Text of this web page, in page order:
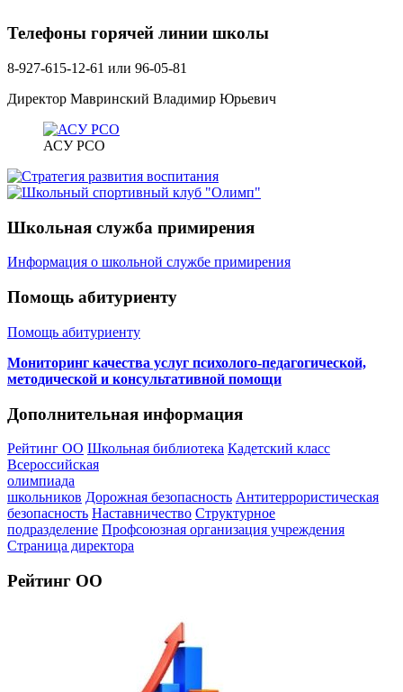
Телефоны горячей линии школы
8-927-615-12-61 или 96-05-81
Директор Мавринский Владимир Юрьевич
АСУ РСО
Школьная служба примирения
Информация о школьной службе примирения
Помощь абитуриенту
Помощь абитуриенту
Мониторинг качества услуг психолого-педагогической,
методической и консультативной помощи
Дополнительная информация
Рейтинг ОО Школьная библиотека Кадетский класс
Всероссийская
олимпиада
школьников Дорожная безопасность Антитеррористическая
безопасность Наставничество Структурное
подразделение Профсоюзная организация учреждения
Страница директора
Рейтинг ОО